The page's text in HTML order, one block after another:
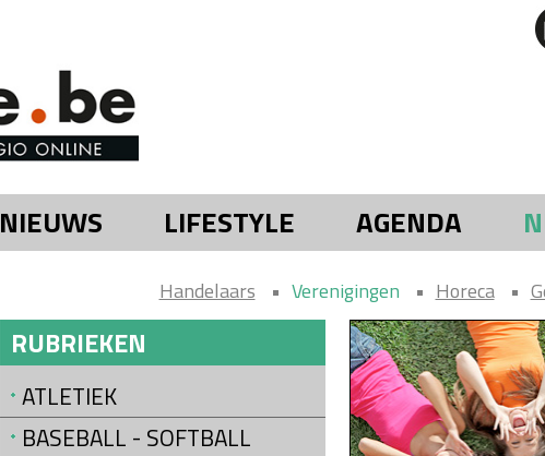
NIEUWS LIFESTYLE AGENDA
Handelaars Verenigingen Horeca
RUBRIEKEN
ATLETIEK
BASEBALL - SOFTBALL